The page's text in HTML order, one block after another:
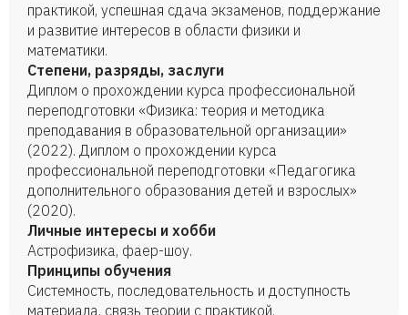
практикой, успешная сдача экзаменов, поддержание
и развитие интересов в области физики и
математики.
Степени, разряды, заслуги
Диплом о прохождении курса профессиональной
переподготовки «Физика: теория и методика
преподавания в образовательной организации»
(2022). Диплом о прохождении курса
профессиональной переподготовки «Педагогика
дополнительного образования детей и взрослых»
(2020).
Личные интересы и хобби
Астрофизика, фаер-шоу.
Принципы обучения
Системность, последовательность и доступность
материала, связь теории с практикой.